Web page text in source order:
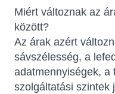
Miért változnak az
között?
Az árak azért
sávszélesség, a
adatmennyiségek, a
szolgáltatási szintek